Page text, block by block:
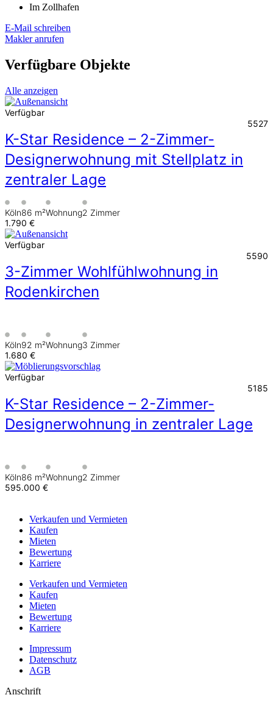
Im Zollhafen
E-Mail schreiben
Makler anrufen
Verfügbare Objekte
Alle anzeigen
Verfügbar
5527
K-Star Residence – 2-Zimmer-
Designerwohnung mit Stellplatz in
zentraler Lage
Köln86 m²Wohnung2 Zimmer
1.790 €
Verfügbar
5590
3-Zimmer Wohlfühlwohnung in
Rodenkirchen
Köln92 m²Wohnung3 Zimmer
1.680 €
Verfügbar
5185
K-Star Residence – 2-Zimmer-
Designerwohnung in zentraler Lage
Köln86 m²Wohnung2 Zimmer
595.000 €
Verkaufen und Vermieten
Kaufen
Mieten
Bewertung
Karriere
Verkaufen und Vermieten
Kaufen
Mieten
Bewertung
Karriere
Impressum
Datenschutz
AGB
Anschrift